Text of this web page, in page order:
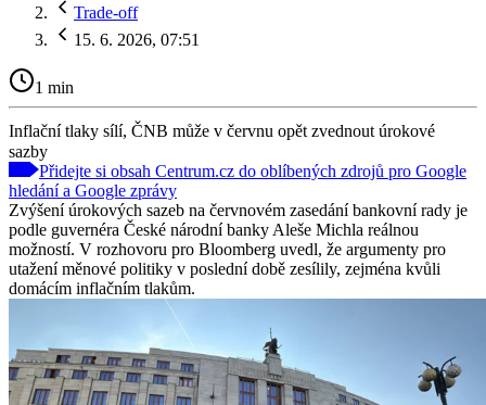
Trade-off
15. 6. 2026, 07:51
1 min
Inflační tlaky sílí, ČNB může v červnu opět zvednout úrokové
sazby
Přidejte si obsah Centrum.cz do oblíbených zdrojů pro Google
hledání a Google zprávy
Zvýšení úrokových sazeb na červnovém zasedání bankovní rady je
podle guvernéra České národní banky Aleše Michla reálnou
možností. V rozhovoru pro Bloomberg uvedl, že argumenty pro
utažení měnové politiky v poslední době zesílily, zejména kvůli
domácím inflačním tlakům.